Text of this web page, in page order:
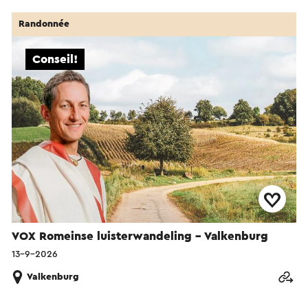
VOX Romeinse luisterwandeling - Valkenburg
Conseil!
Randonnée
13-9-2026
Valkenburg